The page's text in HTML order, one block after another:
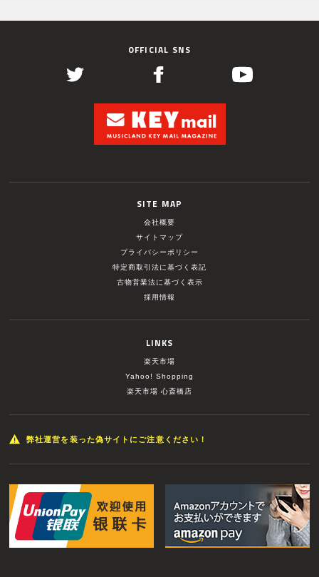
OFFICIAL SNS
SITE MAP
会社概要
サイトマップ
プライバシーポリシー
特定商取引法に基づく表記
古物営業法に基づく表示
採用情報
LINKS
楽天市場
Yahoo! Shopping
楽天市場 心斎橋店
弊社運営を装った偽サイトにご注意ください！